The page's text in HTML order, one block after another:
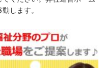
します。